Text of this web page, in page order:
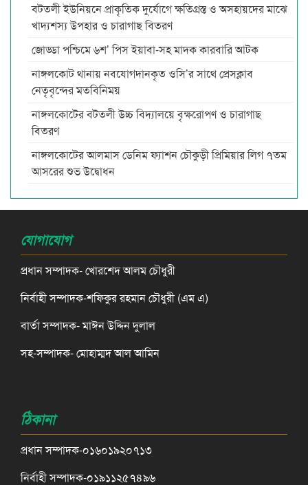
বটতলী ইউনিয়নে প্রাকৃতিক দুর্যোগে ক্ষতিগ্রস্ত ও অসহায়দের মাঝে
খাদ্যশস্য উপহার ও চারাগাছ বিতরণ
জোড্ডা পশ্চিমে ৬শ’ পিস ইয়াবা-সহ মাদক কারবারি আটক
নাঙ্গলকোট থানায় নবযোগদানকৃত ওসি’র সাথে প্রেসক্লাব
নেতৃবৃন্দের মতবিনিময়
নাঙ্গলকোটের বটতলী উচ্চ বিদ্যালয়ে বৃক্ষরোপণ ও চারাগাছ
বিতরণ
নাঙ্গলকোটের আলমাস ডেনিম ফ্যাশন চৌকুড়ী প্রিমিয়ার লিগ ৭তম
আসরের শুভ উদ্বোধন
যোগাযোগ
প্রধান সম্পাদক- খোরশেদ আলম চৌধুরী
নির্বাহী সম্পাদক-শফিকুর রহমান চৌধুরী (এম এ)
বার্তা সম্পাদক- মাঈন উদ্দিন দুলাল
সহ-সম্পাদক- মোহাম্মদ আল আমিন
ঠিকানা
প্রধান সম্পাদক-০১৬০১৯২০৭১৩
নির্বাহী সম্পাদক-০১৯১১২৫৭৪৯৬